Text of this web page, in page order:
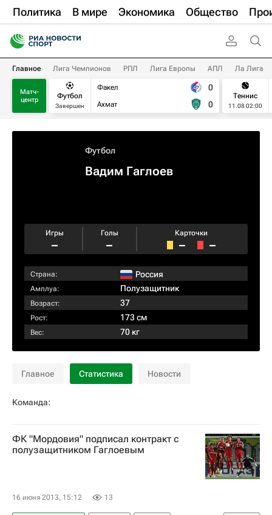
Политика В мире Экономика Общество
Главное Лига Чемпионов РПЛ Лига Европы АПЛ Ла Лига
Матч-
центр
Футбол
Завершен
Факел
Ахмат
0
0
Теннис
11.08 02:00
Футбол
Вадим Гаглоев
Игры
–
Голы
–
Карточки
– –
Страна: Россия
Амплуа: Полузащитник
Возраст: 37
Рост: 173 см
Вес: 70 кг
Главное Статистика Новости
Команда:
ФК "Мордовия" подписал контракт с
полузащитником Гаглоевым
16 июня 2013, 15:12 13